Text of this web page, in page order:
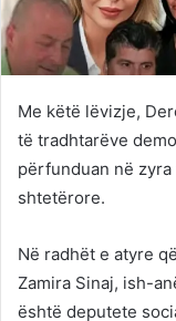
Me këtë lëvizje,
të tradhtarëve
përfunduan në
shtetërore.
Në radhët e atyre
Zamira Sinaj, ish-
është deputete